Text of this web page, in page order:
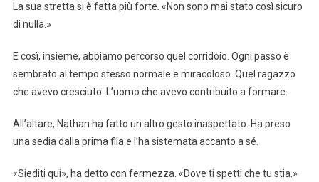
La sua stretta si è fatta più forte. «Non sono mai stato così sicuro
di nulla.»
E così, insieme, abbiamo percorso quel corridoio. Ogni passo è
sembrato al tempo stesso normale e miracoloso. Quel ragazzo
che avevo cresciuto. L’uomo che avevo contribuito a formare.
All’altare, Nathan ha fatto un altro gesto inaspettato. Ha preso
una sedia dalla prima fila e l’ha sistemata accanto a sé.
«Siediti qui», ha detto con fermezza. «Dove ti spetti che tu stia.»